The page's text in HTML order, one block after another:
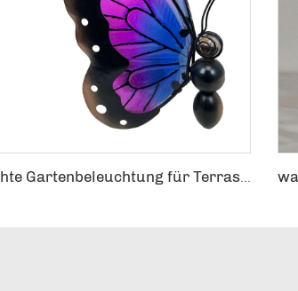
Wasserdichte Gartenbeleuchtung für Terrasse, Rasen, Wege dekorativ aus Metall und Glas. LED-Außenbeleuchtung Solar Schmetterlingsgartenlicht